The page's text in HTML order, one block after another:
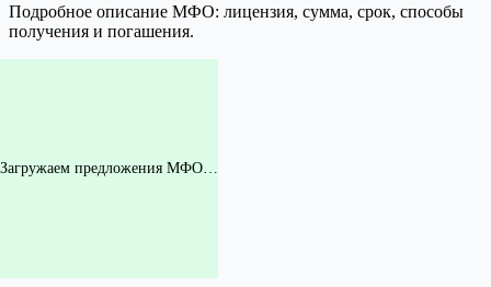
Подробное описание МФО: лицензия, сумма, срок, способы
получения и погашения.
Загружаем предложения МФО…